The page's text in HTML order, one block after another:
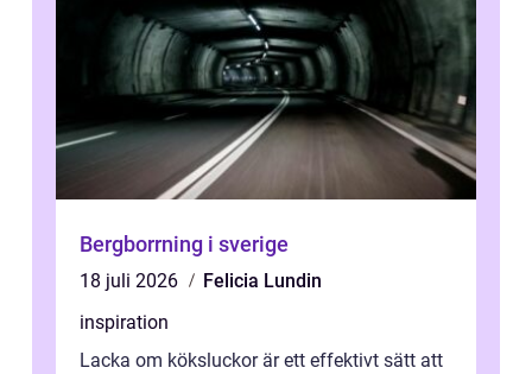
Bergborrning i sverige
18 juli 2026
Felicia Lundin
inspiration
Lacka om köksluckor är ett effektivt sätt att